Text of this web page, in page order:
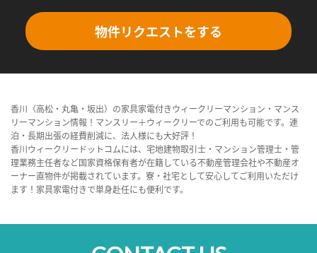
物件リクエストをする
香川（高松・丸亀・坂出）の家具家電付きウィークリーマンション・マンス
リーマンション情報！マンスリー＋ウィークリーでのご利用も可能です。連
泊・長期出張の経費削減に、法人様にも大好評！
香川ウィークリードットコムには、宅地建物取引士・マンション管理士・管
理業務主任者など国家資格保有者が在籍している不動産管理会社や不動産オ
ーナー直物件が掲載されています。寮・社宅として安心してご利用いただけ
ます！家具家電付きで単身赴任にも便利です。